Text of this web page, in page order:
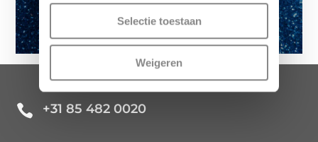
Selectie toestaan
Weigeren
 +31 85 482 0020